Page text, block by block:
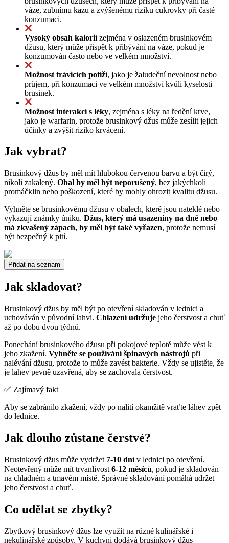
váze, zubnímu kazu a zvýšenému riziku cukrovky při časté
konzumaci.
Vysoký obsah kaloriízejména v oslazeném brusinkovém
džusu, který může přispět k přibývání na váze, pokud je
konzumován často nebo ve velkém množství.
Možnost trávicích potíží, jako je žaludeční nevolnost nebo
průjem, při konzumaci ve velkém množství kvůli kyselosti
brusinek.
Možnost interakcí s léky, zejména s léky na ředění krve,
jako je warfarin, protože brusinkový džus může zesílit jejich
účinky a zvýšit riziko krvácení.
Jak vybrat?
Brusinkový džus by měl mít hlubokou červenou barvu a být čirý,
nikoli zakalený. Obal by měl být neporušený, bez jakýchkoli
promáčklin nebo poškození, které by mohly ohrozit kvalitu džusu.
Vyhněte se brusinkovému džusu v obalech, které jsou nateklé nebo
vykazují známky úniku. Džus, který má usazeniny na dně nebo
má zkvašený zápach, by měl být také vyřazen, protože nemusí
být bezpečný k pití.
Přidat na seznam
Jak skladovat?
Brusinkový džus by měl být po otevření skladován v lednici a
uchováván v původní lahvi. Chlazení udržuje jeho čerstvost a chuť
až po dobu dvou týdnů.
Ponechání brusinkového džusu při pokojové teplotě může vést k
jeho zkažení. Vyhněte se používání špinavých nástrojů při
nalévání džusu, protože to může zavést bakterie. Vždy se ujistěte, že
je lahev pevně uzavřená, aby se zachovala čerstvost.
✅ Zajímavý fakt
Aby se zabránilo zkažení, vždy po nalití okamžitě vraťte láhev zpět
do lednice.
Jak dlouho zůstane čerstvé?
Brusinkový džus může vydržet 7-10 dnív lednici po otevření.
Neotevřený může mít trvanlivost 6-12 měsíců, pokud je skladován
na chladném a tmavém místě. Správné skladování pomáhá udržet
jeho čerstvost a chuť.
Co udělat se zbytky?
Zbytkový brusinkový džus lze využít na různé kulinářské i
nekulinářské způsoby. V kuchyni dodává brusinkový džus